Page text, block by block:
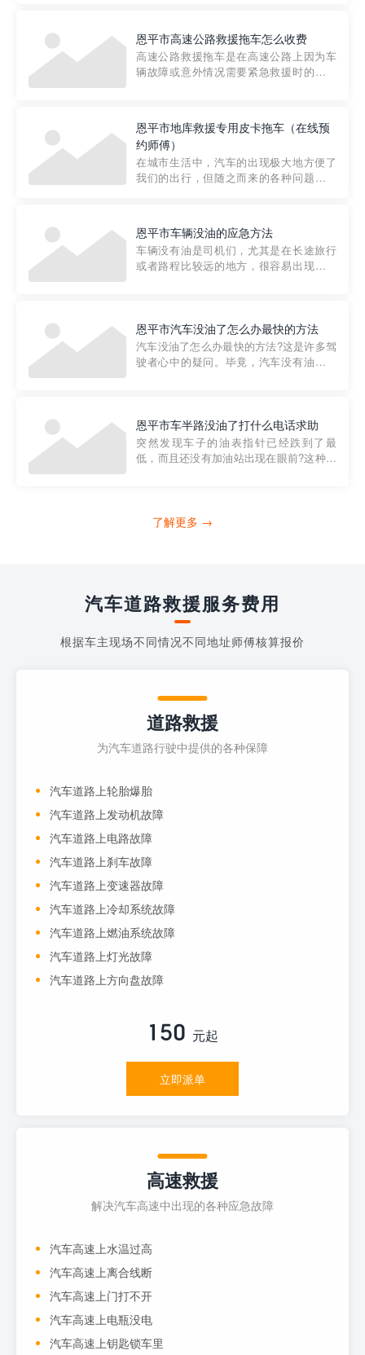
细解析一下市区事故救援拖车的收费标
准，以及在选用拖车服务时应注...
恩平市高速公路救援拖车怎么收费
高速公路救援拖车是在高速公路上因为车
辆故障或意外情况需要紧急救援时的必备
路救援拖车的收费标准是由当地交通管理
部门制定的。起步价通...
恩平市地库救援专用皮卡拖车（在线预
约师傅）
在城市生活中，汽车的出现极大地方便了
我们的出行，但随之而来的各种问题也让
紧急情况下，我们需要一种高效可靠的救
援方式。而这时，地库救援专...
恩平市车辆没油的应急方法
车辆没有油是司机们，尤其是在长途旅行
或者路程比较远的地方，很容易出现这种
的送油师傅，解决没油的紧急情况。 首
先，让我们来了解一下穿...
恩平市汽车没油了怎么办最快的方法
汽车没油了怎么办最快的方法?这是许多驾
驶者心中的疑问。毕竟，汽车没有油就无
越者小程序是一款专门解决汽车没油问题
的在线服务平台。通过...
恩平市车半路没油了打什么电话求助
突然发现车子的油表指针已经跌到了最
低，而且还没有加油站出现在眼前?这种情
打4006363122请求送油人员来帮助你。
了解更多 →
汽车道路救援服务费用
根据车主现场不同情况不同地址师傅核算报价
道路救援
为汽车道路行驶中提供的各种保障
汽车道路上轮胎爆胎
汽车道路上发动机故障
汽车道路上电路故障
汽车道路上刹车故障
汽车道路上变速器故障
汽车道路上冷却系统故障
汽车道路上燃油系统故障
汽车道路上灯光故障
汽车道路上方向盘故障
150 元起
立即派单
高速救援
解决汽车高速中出现的各种应急故障
汽车高速上水温过高
汽车高速上离合线断
汽车高速上门打不开
汽车高速上电瓶没电
汽车高速上钥匙锁车里